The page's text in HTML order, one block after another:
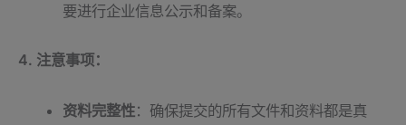
要进行企业信息公示和备案。
4. 注意事项：
资料完整性：确保提交的所有文件和资料都是真